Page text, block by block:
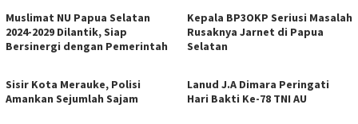
Muslimat NU Papua Selatan
2024-2029 Dilantik, Siap
Bersinergi dengan Pemerintah
Kepala BP3OKP Seriusi Masalah
Rusaknya Jarnet di Papua
Selatan
Sisir Kota Merauke, Polisi
Amankan Sejumlah Sajam
Lanud J.A Dimara Peringati
Hari Bakti Ke-78 TNI AU